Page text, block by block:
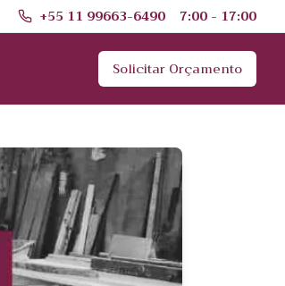
+55 11 99663-6490 7:00 - 17:00
Solicitar Orçamento